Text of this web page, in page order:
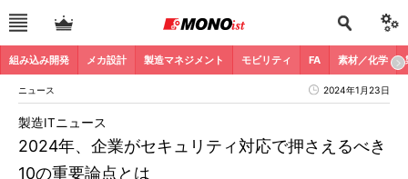
組み込み開発 メカ設計 製造マネジメント モビリティ FA 素材／化学
ニュース 2024年1月23日
2024年、企業がセキュリティ対応で押さえるべき
10の重要論点とは
製造ITニュース